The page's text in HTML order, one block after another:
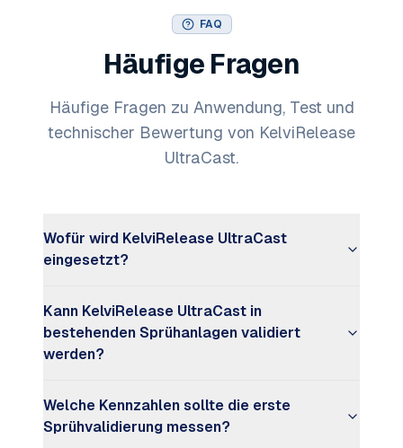
FAQ
Häufige Fragen
Häufige Fragen zu Anwendung, Test und
technischer Bewertung von KelviRelease
UltraCast.
Wofür wird KelviRelease UltraCast
eingesetzt?
Kann KelviRelease UltraCast in
bestehenden Sprühanlagen validiert
werden?
Welche Kennzahlen sollte die erste
Sprühvalidierung messen?